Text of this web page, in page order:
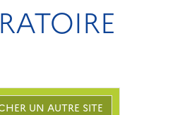
UN AUTRE SITE